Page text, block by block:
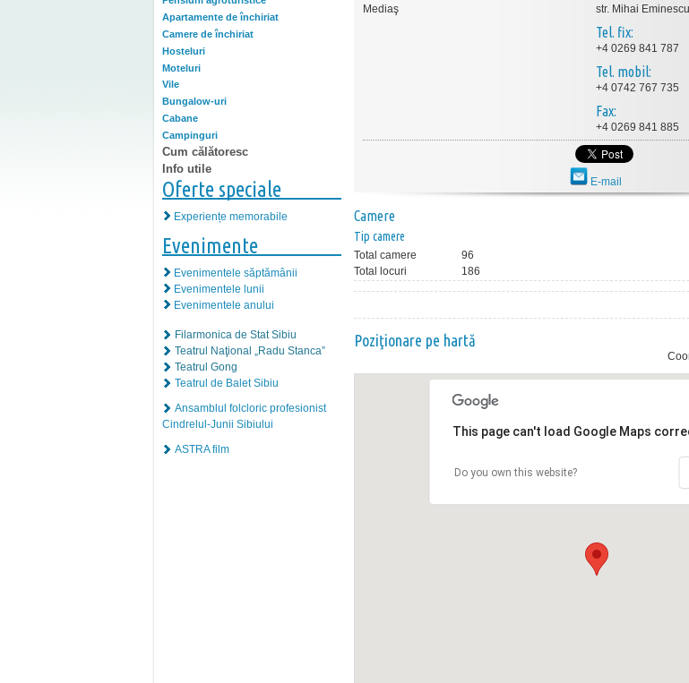
Apartamente de închiriat
Camere de închiriat
Hosteluri
Moteluri
Vile
Bungalow-uri
Cabane
Campinguri
Cum călătoresc
Info utile
Oferte speciale
Experiențe memorabile
Evenimente
Evenimentele săptămânii
Evenimentele lunii
Evenimentele anului
Filarmonica de Stat Sibiu
Teatrul Naţional „Radu Stanca”
Teatrul Gong
Teatrul de Balet Sibiu
Ansamblul folcloric profesionist
Cindrelul-Junii Sibiului
ASTRA film
Mediaş str. Mihai
Tel. fix:
+4 0269 841 787
Tel. mobil:
+4 0742 767 735
Fax:
+4 0269 841 885
E-mail
Camere
Tip camere
Total camere
96
Total locuri
186
Poziţionare pe hartă
This page can't load Google Maps
Do you own this website?